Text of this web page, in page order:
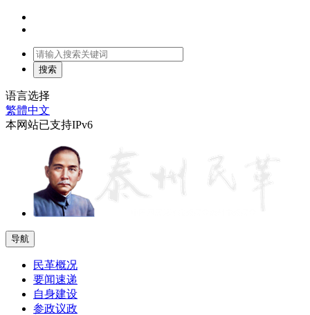
语言选择
繁體中文
本网站已支持IPv6
导航
民革概况
要闻速递
自身建设
参政议政